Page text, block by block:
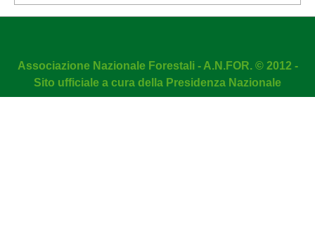
Associazione Nazionale Forestali - A.N.FOR. © 2012 -
Sito ufficiale a cura della Presidenza Nazionale